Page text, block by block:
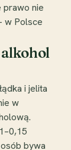
prawo nie
w Polsce
i jelita
w
bywa